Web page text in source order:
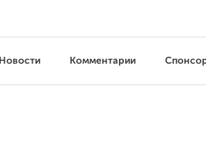
Новости Комментарии